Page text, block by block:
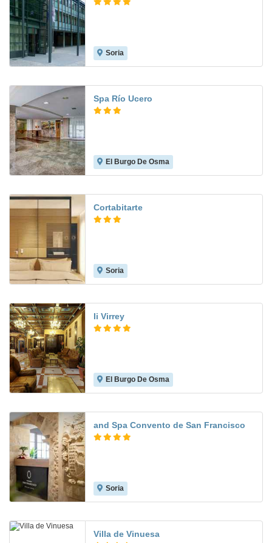
Soria
Spa Río Ucero
El Burgo De Osma
Cortabitarte
Soria
Ii Virrey
El Burgo De Osma
and Spa Convento de San Francisco
Soria
Villa de Vinuesa